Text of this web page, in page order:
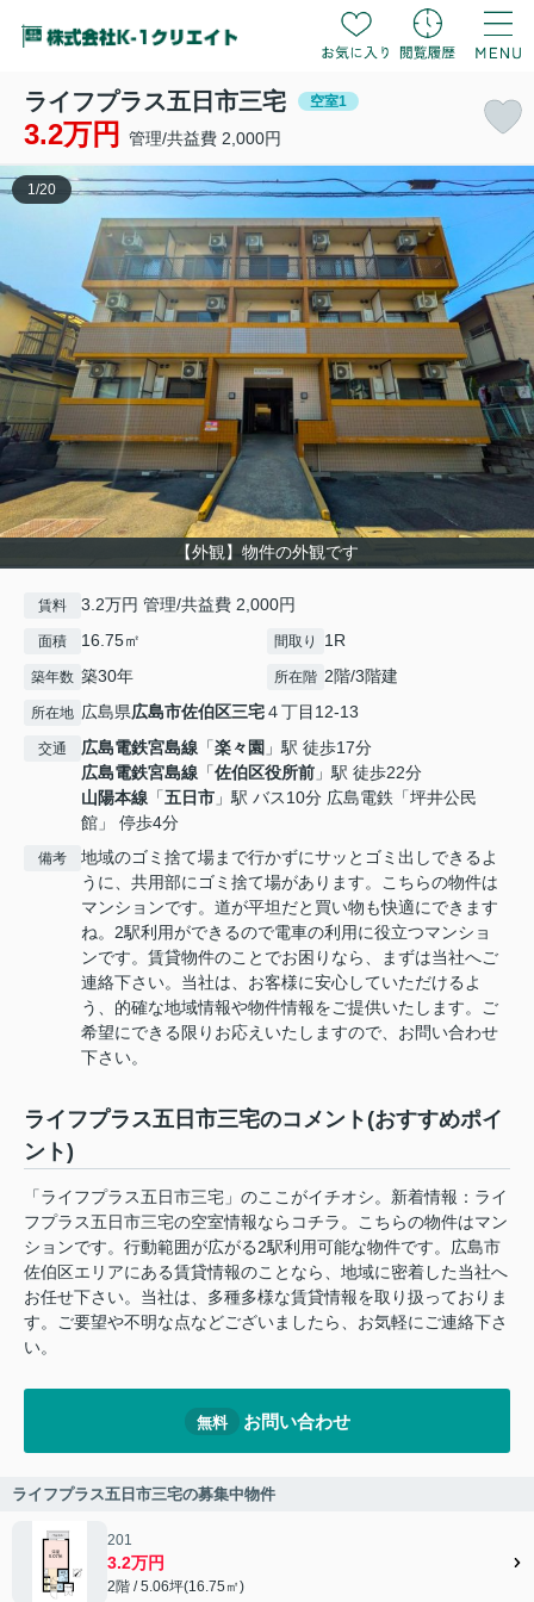
ライフプラス五日市三宅 空室1
3.2万円 管理/共益費 2,000円
【外観】物件の外観です
1 /20
賃料 3.2万円 管理/共益費 2,000円
面積 16.75㎡ 間取り 1R
築年数 築30年 所在階 2階/3階建
所在地 広島県広島市佐伯区三宅４丁目12-13
交通 広島電鉄宮島線 「楽々園 」駅 徒歩17分
広島電鉄宮島線 「佐伯区役所前 」駅 徒歩22分
山陽本線 「五日市 」駅 バス10分 広島電鉄「坪井公民
館」 停歩4分
備考
地域のゴミ捨て場まで行かずにサッとゴミ出しできるよ
うに、共用部にゴミ捨て場があります。こちらの物件は
マンションです。道が平坦だと買い物も快適にできます
ね。2駅利用ができるので電車の利用に役立つマンショ
ンです。賃貸物件のことでお困りなら、まずは当社へご
連絡下さい。当社は、お客様に安心していただけるよ
う、的確な地域情報や物件情報をご提供いたします。ご
希望にできる限りお応えいたしますので、お問い合わせ
下さい。
ライフプラス五日市三宅のコメント(おすすめポイ
ント)
「ライフプラス五日市三宅」のここがイチオシ。新着情報：ライ
フプラス五日市三宅の空室情報ならコチラ。こちらの物件はマン
ションです。行動範囲が広がる2駅利用可能な物件です。広島市
佐伯区エリアにある賃貸情報のことなら、地域に密着した当社へ
お任せ下さい。当社は、多種多様な賃貸情報を取り扱っておりま
す。ご要望や不明な点などございましたら、お気軽にご連絡下さ
い。
無料 お問い合わせ
ライフプラス五日市三宅の募集中物件
201
3.2万円
2階 / 5.06坪(16.75㎡)